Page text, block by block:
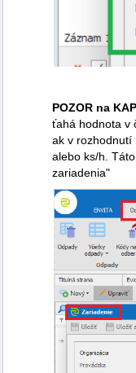
POZOR na
ťahá hodnota v
ak v rozhodnutí
alebo ks/h.
zariadenia"